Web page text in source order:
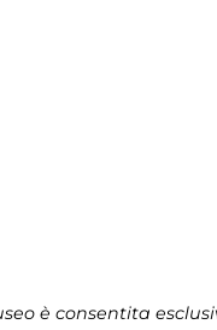
è consentita